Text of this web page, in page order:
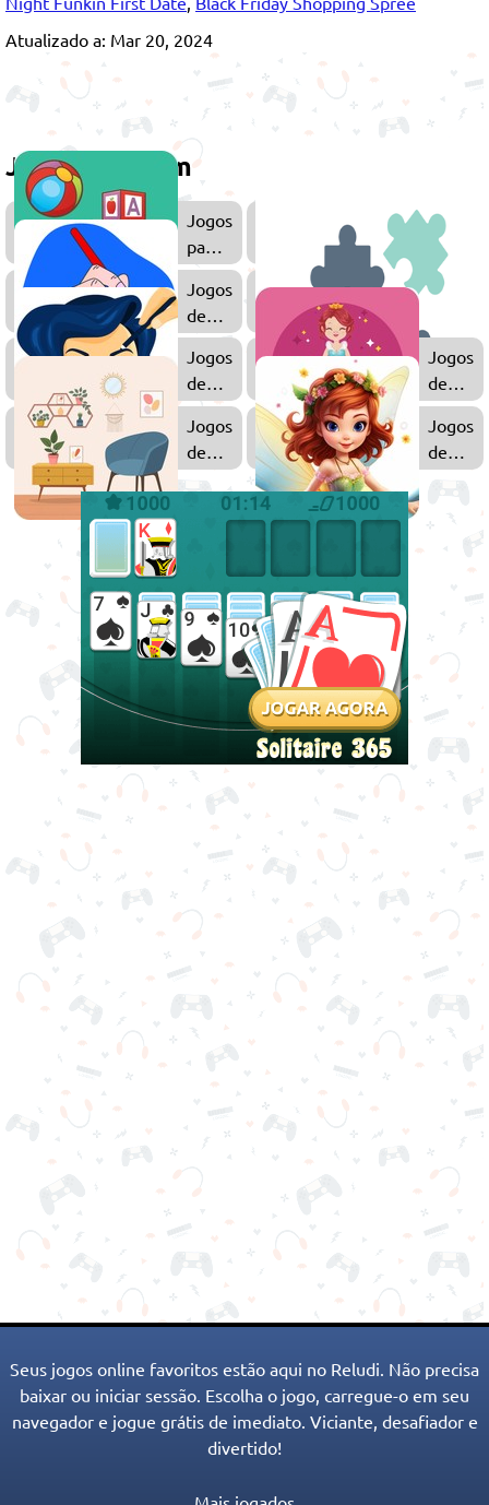
Atualizado a: Mar 20, 2024
Jogue também
Jogos
para
Crianças
Jogos
de
Jogos
de
Desenhar
Jogos
de
Maquiagem
Jogos
de
Jogos
de
Decoração
Jogos
de
Fadas
Seus jogos online favoritos estão aqui no Reludi. Não precisa
baixar ou iniciar sessão. Escolha o jogo, carregue-o em seu
navegador e jogue grátis de imediato. Viciante, desafiador e
divertido!